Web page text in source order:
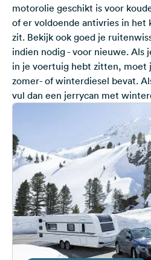
motorolie geschikt is voor
of er voldoende antivries in het
zit. Bekijk ook goed je
indien nodig - voor nieuwe. Als
in je voertuig hebt zitten, moet
zomer- of winterdiesel bevat.
vul dan een jerrycan met